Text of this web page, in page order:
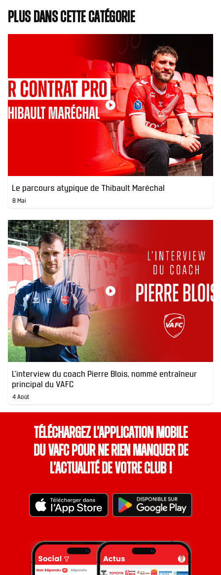
Plus dans cette catégorie
Le parcours atypique de Thibault Maréchal
8 Mai
L'interview du coach Pierre Blois, nommé entraîneur
principal du VAFC
4 Août
Téléchargez l’application mobile
du VAFC pour ne rien manquer de
l’actualité de votre club !